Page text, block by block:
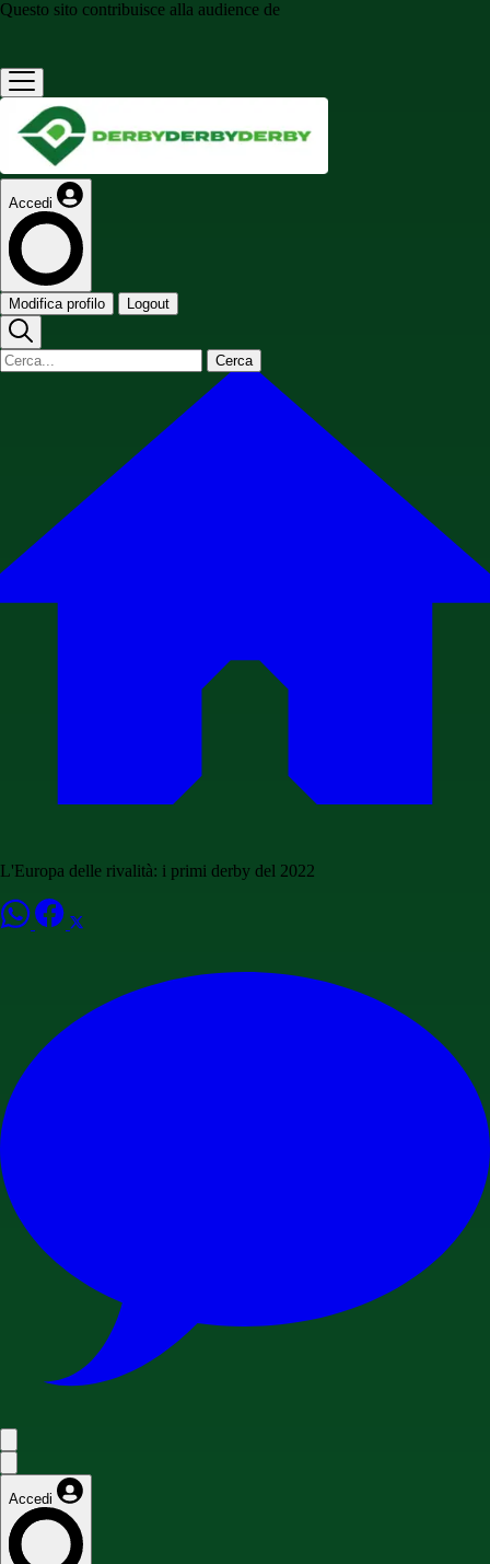
Questo sito contribuisce alla audience de
Accedi
Modifica profilo Logout
Cerca
L'Europa delle rivalità: i primi derby del 2022
Accedi